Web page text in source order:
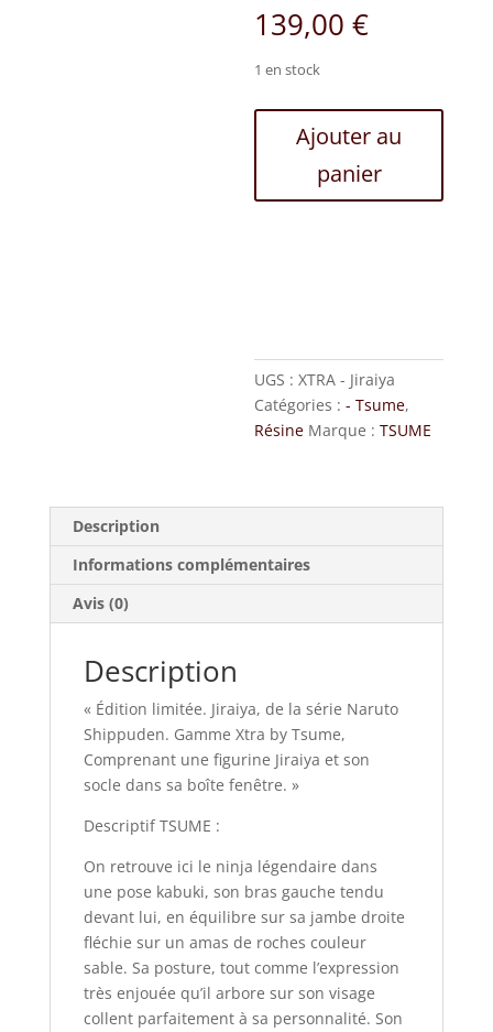
139,00€
1 en stock
-
Ajouter au
panier
UGS :XTRA - Jiraiya
Catégories :- Tsume,
Résine Marque :TSUME
Description
Informations complémentaires
Avis (0)
Description
« Édition limitée. Jiraiya, de la série Naruto
Shippuden. Gamme Xtra by Tsume,
Comprenant une figurine Jiraiya et son
socle dans sa boîte fenêtre. »
Descriptif TSUME :
On retrouve ici le ninja légendaire dans
une pose kabuki, son bras gauche tendu
devant lui, en équilibre sur sa jambe droite
fléchie sur un amas de roches couleur
sable. Sa posture, tout comme l’expression
très enjouée qu’il arbore sur son visage
collent parfaitement à sa personnalité. Son